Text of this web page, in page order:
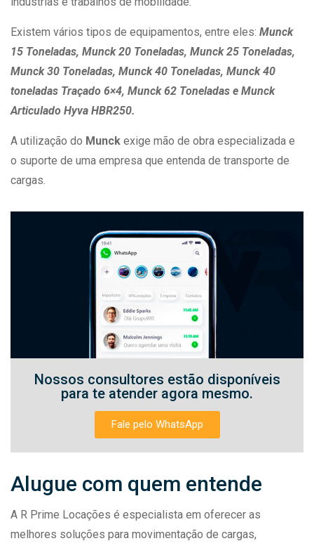
Existem vários tipos de equipamentos, entre eles: Munck
15 Toneladas, Munck 20 Toneladas, Munck 25 Toneladas,
Munck 30 Toneladas, Munck 40 Toneladas, Munck 40
toneladas Traçado 6×4, Munck 62 Toneladas e Munck
Articulado Hyva HBR250.
A utilização do Munck exige mão de obra especializada e
o suporte de uma empresa que entenda de transporte de
cargas.
Nossos consultores estão disponíveis
para te atender agora mesmo.
Fale pelo WhatsApp
Alugue com quem entende
A R Prime Locações é especialista em oferecer as
melhores soluções para movimentação de cargas,